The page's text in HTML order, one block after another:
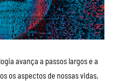
avança a passos largos e a
os aspectos de nossas vidas,